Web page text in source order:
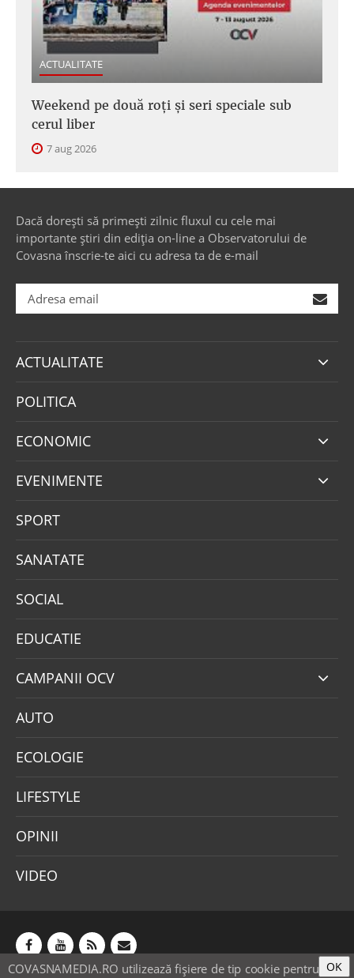
ACTUALITATE
Weekend pe două roți și seri speciale sub
cerul liber
7 aug 2026
Dacă dorești să primești zilnic fluxul cu cele mai
importante știri din ediția on-line a Observatorului de
Covasna înscrie-te aici cu adresa ta de e-mail
ACTUALITATE
POLITICA
ECONOMIC
EVENIMENTE
SPORT
SANATATE
SOCIAL
EDUCATIE
CAMPANII OCV
AUTO
ECOLOGIE
LIFESTYLE
OPINII
VIDEO
COVASNAMEDIA.RO utilizează fişiere de tip cookie pentru OK